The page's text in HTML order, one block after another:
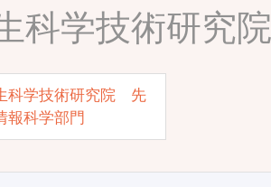
科学技術研究
科学技術研究院 先
報科学部門